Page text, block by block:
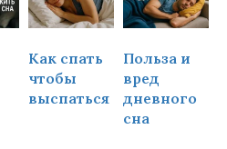
Как спать
чтобы
выспаться
Польза и
вред
дневного
сна